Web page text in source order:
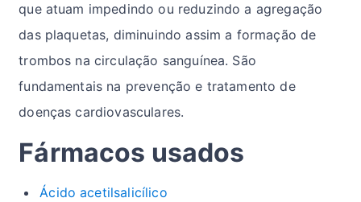
que atuam impedindo ou reduzindo a agregação
das plaquetas, diminuindo assim a formação de
trombos na circulação sanguínea. São
fundamentais na prevenção e tratamento de
doenças cardiovasculares.
Fármacos usados
Ácido acetilsalicílico